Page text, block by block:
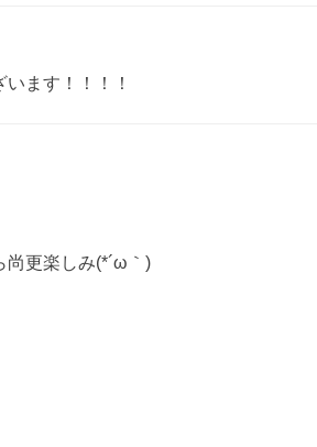
ます！！！！
尚更楽しみ(*´ω｀)